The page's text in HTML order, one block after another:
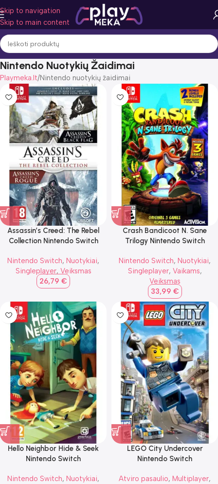
Skip to navigation
Skip to main content
Nintendo Nuotykių Žaidimai
Playmeka.lt Nintendo nuotykių žaidimai
Assassin’s Creed: The Rebel
Collection Nintendo Switch
Nintendo Switch, Nuotykiai,
Singleplayer, Veiksmas
26,79 €
Crash Bandicoot N. Sane
Trilogy Nintendo Switch
Nintendo Switch, Nuotykiai,
Singleplayer, Vaikams,
Veiksmas
33,99 €
Hello Neighbor Hide & Seek
Nintendo Switch
Nintendo Switch, Nuotykiai,
LEGO City Undercover
Nintendo Switch
Atviro pasaulio, Multiplayer,